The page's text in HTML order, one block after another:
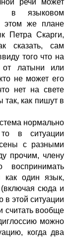
речи может
в языковом
этом же плане
Петра Скарги,
сказать, сам
того что на
от латыни или
не может его
нет на свете
так, как пишут в
нормально
в ситуации
с разными
прочим, члену
воспринимать
как один язык,
(включая сюда и
в этой ситуации
считать вообще
можно
когда два